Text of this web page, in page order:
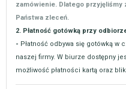
zamówienie. Dlatego przyjęliśmy
Państwa zleceń.
2. Płatność gotówką przy
- Płatność odbywa się gotówką
naszej firmy. W biurze dostępny
możliwość płatności kartą oraz